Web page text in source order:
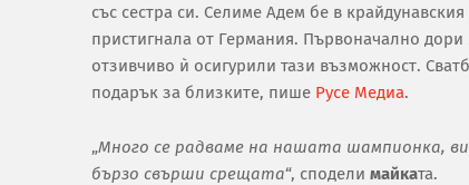
със сестра си. Селиме Адем бе в
пристигнала от Германия. Първоначално
отзивчиво ѝ осигурили тази възможност.
подарък за близките, пише Русе Медиа.
„Много се радваме на нашата шампионка,
бързо свърши срещата“, сподели майката.